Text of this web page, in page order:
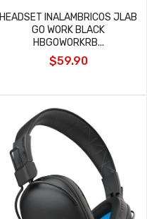
HEADSET INALAMBRICOS JLAB
GO WORK BLACK
HBGOWORKRB...
$59.90